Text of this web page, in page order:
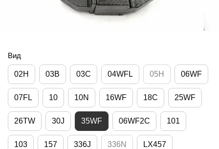
Вид
02H 03B 03C 04WFL 05H 06WF
07FL 10 10N 16WF 18C 25WF
26TW 30J 35WF 06WF2C 101
103 157 336J 336N LX457